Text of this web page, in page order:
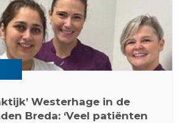
Westerhage in de
Breda: ‘Veel patiënten